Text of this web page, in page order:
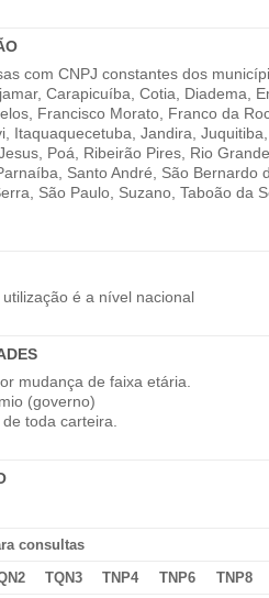
com CNPJ constantes dos
Carapicuíba, Cotia, Diadema,
Francisco Morato, Franco da
Itaquaquecetuba, Jandira,
Poá, Ribeirão Pires, Rio
Santo André, São Bernardo
São Paulo, Suzano, Taboão da
é a nível nacional
mudança de faixa etária.
(governo)
toda carteira.
consultas
TQN3 TNP4 TNP6 TNP8